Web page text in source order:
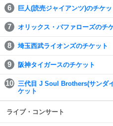
巨人(読売ジャイアンツ)のチケッ
オリックス・バファローズのチ
埼玉西武ライオンズのチケット
阪神タイガースのチケット
三代目 J Soul Brothers(サンダ
ケット
ライブ・コンサート